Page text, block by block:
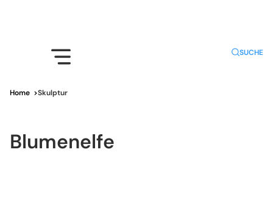
SUCHE
Home >Skulptur
Blumenelfe